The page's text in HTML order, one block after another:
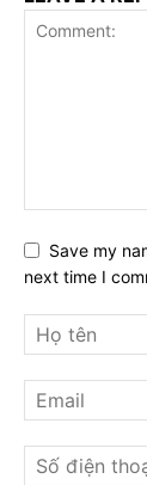
Save my
next time I